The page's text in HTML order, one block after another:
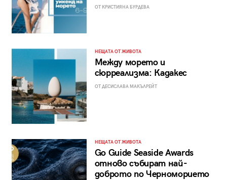
ОТ КРИСТИЯНА БУРДЕВА
НЕЩАТА ОТ ЖИВОТА
Между морето и
сюрреализма: Кадакес
ОТ ДЕСИСЛАВА МАКЪЛРЕЙТ
НЕЩАТА ОТ ЖИВОТА
Go Guide Seaside Awards
отново събират най-
доброто по Черноморието